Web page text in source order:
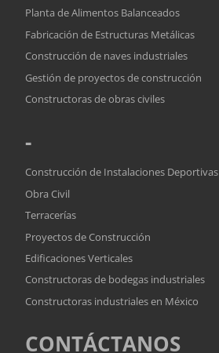
Planta de Alimentos Balanceados
Fabricación de Estructuras Metálicas
Construcción de naves industriales
Gestión de proyectos de construcción
Constructoras de obras civiles
-
Construcción de Instalaciones Deportivas
Obra Civil
Terracerías
Proyectos de Construcción
Edificaciones Verticales
Constructoras de bodegas industriales
Constructoras industriales en México
CONTÁCTANOS